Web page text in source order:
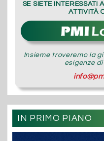
SE SIETE INTERESSATI
ATTIVITÀ
Insieme troveremo la
esigenze
IN PRIMO PIANO